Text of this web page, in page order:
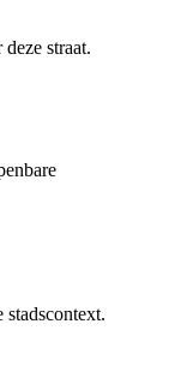
straat.
stadscontext.